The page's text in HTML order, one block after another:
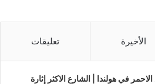
الأخيرة تعليقات
في هولندا | الشارع الاكثر إثارة